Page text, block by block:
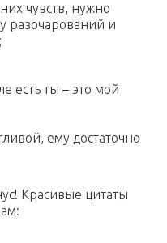
чувств, нужно
разочарований и
есть ты – это мой
ему достаточно
Красивые цитаты